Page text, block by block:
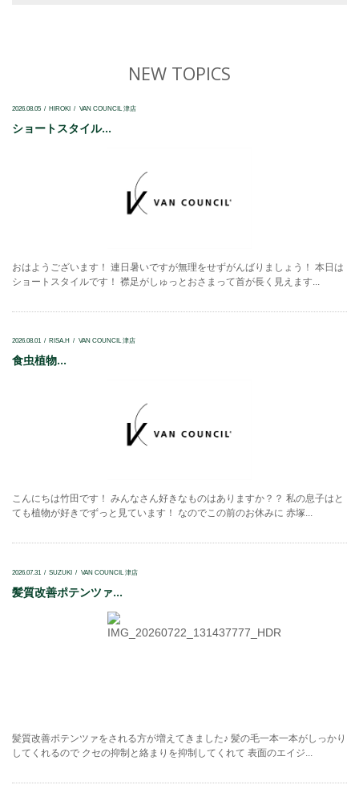
NEW TOPICS
2026.08.05 HIROKI VAN COUNCIL 津店
ショートスタイル...
おはようございます！ 連日暑いですが無理をせずがんばりましょう！ 本日は
ショートスタイルです！ 襟足がしゅっとおさまって首が長く見えます...
2026.08.01 RISA.H VAN COUNCIL 津店
食虫植物...
こんにちは竹田です！ みんなさん好きなものはありますか？？ 私の息子はと
ても植物が好きでずっと見ています！ なのでこの前のお休みに 赤塚...
2026.07.31 SUZUKI VAN COUNCIL 津店
髪質改善ポテンツァ...
髪質改善ポテンツァをされる方が増えてきました♪ 髪の毛一本一本がしっかり
してくれるので クセの抑制と絡まりを抑制してくれて 表面のエイジ...